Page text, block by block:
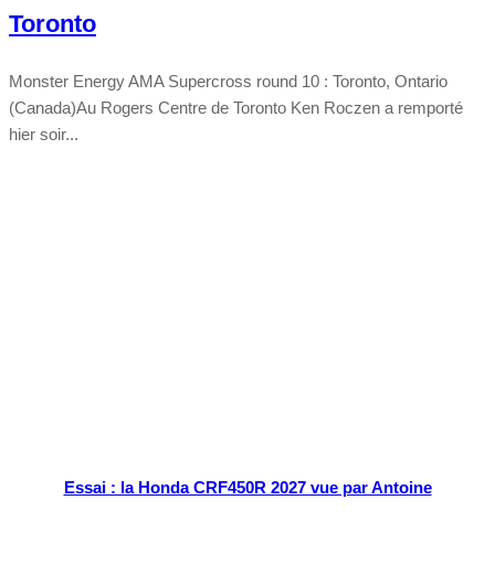
Toronto
Monster Energy AMA Supercross round 10 : Toronto, Ontario
(Canada)Au Rogers Centre de Toronto Ken Roczen a remporté
hier soir...
Essai : la Honda CRF450R 2027 vue par Antoine